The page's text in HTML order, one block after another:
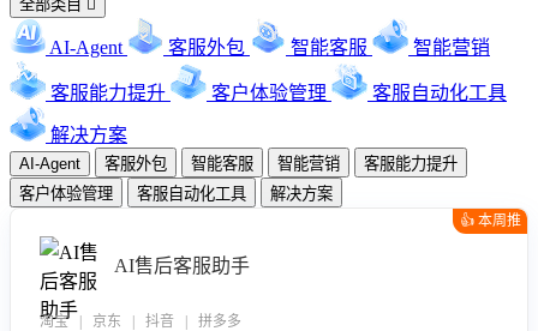
全部类目 
AI-Agent 客服外包 智能客服 智能营销
客服能力提升 客户体验管理 客服自动化工具
解决方案
AI-Agent 客服外包 智能客服 智能营销
客服能力提升
客户体验管理
客服自动化工具 解决方案
👍 本周推
AI售后客服助手
淘宝 | 京东 | 抖音 | 拼多多